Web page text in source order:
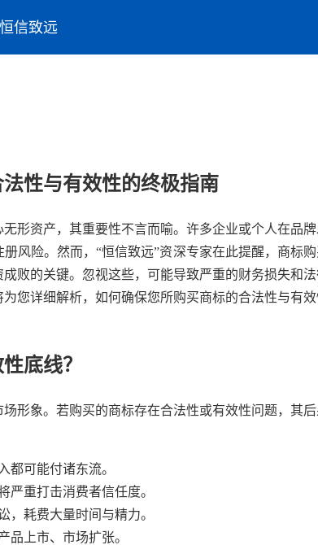
恒信致远
性与有效性的终极指南
形资产，其重要性不言而喻。许多企业或个人在品
风险。然而，“恒信致远”资深专家在此提醒，商标
败的关键。忽视这些，可能导致严重的财务损失和法
您详细解析，如何确保您所购买商标的合法性与有效
底线？
形象。若购买的商标存在合法性或有效性问题，其
都可能付诸东流。
严重打击消费者信任度。
，耗费大量时间与精力。
品上市、市场扩张。